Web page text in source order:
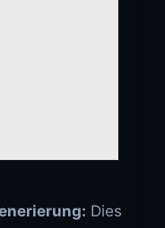
Dies